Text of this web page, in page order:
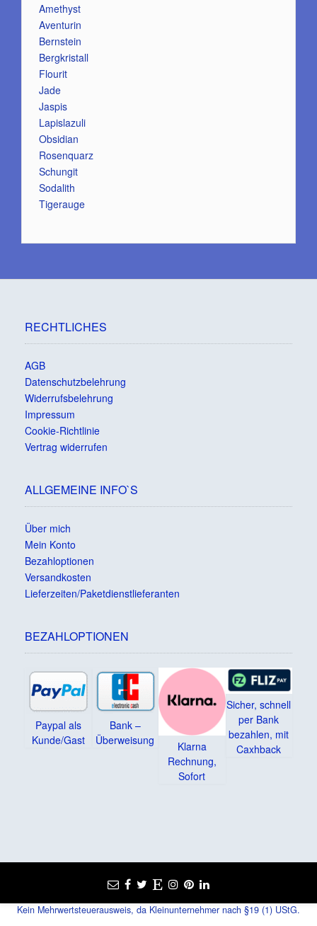
Amethyst
Aventurin
Bernstein
Bergkristall
Flourit
Jade
Jaspis
Lapislazuli
Obsidian
Rosenquarz
Schungit
Sodalith
Tigerauge
RECHTLICHES
AGB
Datenschutzbelehrung
Widerrufsbelehrung
Impressum
Cookie-Richtlinie
Vertrag widerrufen
ALLGEMEINE INFO`S
Über mich
Mein Konto
Bezahloptionen
Versandkosten
Lieferzeiten/Paketdienstlieferanten
BEZAHLOPTIONEN
Paypal als
Kunde/Gast
Bank –
Überweisung
Klarna
Rechnung,
Sofort
Sicher, schnell
per Bank
bezahlen, mit
Caxhback
Kein Mehrwertsteuerausweis, da Kleinunternehmer nach §19 (1) UStG.